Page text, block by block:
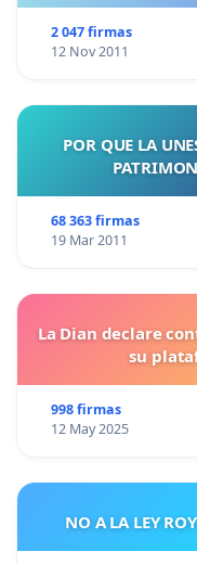
2 047 firmas
12 Nov 2011
POR QUE LA
68 363 firmas
19 Mar 2011
La Dian declare
su
998 firmas
12 May 2025
NO A LA LEY